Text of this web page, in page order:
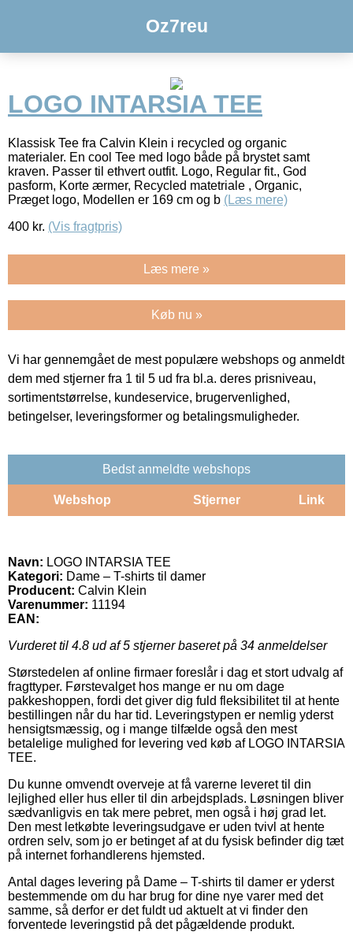
Oz7reu
LOGO INTARSIA TEE
Klassisk Tee fra Calvin Klein i recycled og organic
materialer. En cool Tee med logo både på brystet samt
kraven. Passer til ethvert outfit. Logo, Regular fit., God
pasform, Korte ærmer, Recycled matetriale , Organic,
Præget logo, Modellen er 169 cm og b (Læs mere)
400 kr. (Vis fragtpris)
Læs mere »
Køb nu »
Vi har gennemgået de mest populære webshops og anmeldt
dem med stjerner fra 1 til 5 ud fra bl.a. deres prisniveau,
sortimentstørrelse, kundeservice, brugervenlighed,
betingelser, leveringsformer og betalingsmuligheder.
Bedst anmeldte webshops
Webshop Stjerner Link
Navn: LOGO INTARSIA TEE
Kategori: Dame – T-shirts til damer
Producent: Calvin Klein
Varenummer: 11194
EAN:
Vurderet til 4.8 ud af 5 stjerner baseret på 34 anmeldelser
Størstedelen af online firmaer foreslår i dag et stort udvalg af
fragttyper. Førstevalget hos mange er nu om dage
pakkeshoppen, fordi det giver dig fuld fleksibilitet til at hente
bestillingen når du har tid. Leveringstypen er nemlig yderst
hensigtsmæssig, og i mange tilfælde også den mest
betalelige mulighed for levering ved køb af LOGO INTARSIA
TEE.
Du kunne omvendt overveje at få varerne leveret til din
lejlighed eller hus eller til din arbejdsplads. Løsningen bliver
sædvanligvis en tak mere pebret, men også i høj grad let.
Den mest letkøbte leveringsudgave er uden tvivl at hente
ordren selv, som jo er betinget af at du fysisk befinder dig tæt
på internet forhandlerens hjemsted.
Antal dages levering på Dame – T-shirts til damer er yderst
bestemmende om du har brug for dine nye varer med det
samme, så derfor er det fuldt ud aktuelt at vi finder den
forventede leveringstid på det pågældende produkt.